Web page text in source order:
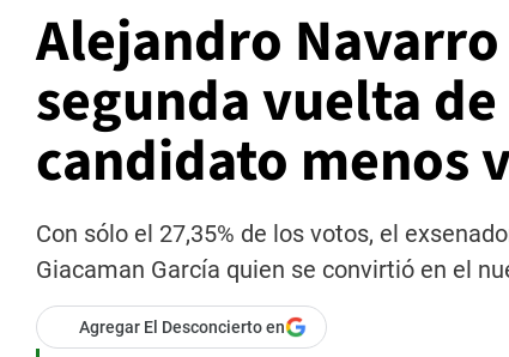
Alejandro
segunda vuelta
candidato menos
Con sólo el 27,35% de los votos, el
Giacaman García quien se convirtió en el
Agregar El Desconcierto en